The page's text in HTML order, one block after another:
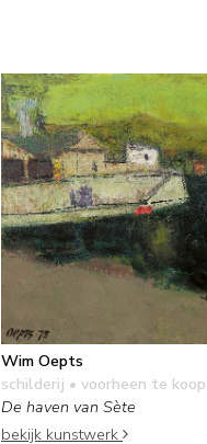
Wim Oepts
schilderij • voorheen te koop
De haven van Sète
bekijk kunstwerk